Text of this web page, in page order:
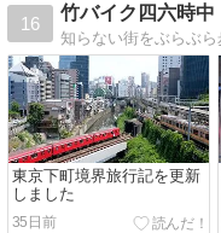
16
竹バイク四六時中
東京下町境界旅行記を更新
しました
35日前